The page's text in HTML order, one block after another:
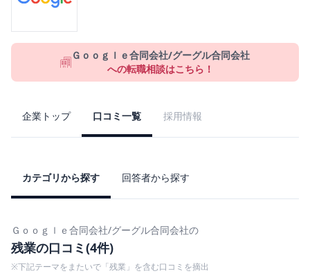
Ｇｏｏｇｌｅ合同会社/グーグル合同会社
への転職相談はこちら！
企業トップ 口コミ一覧 採用情報
カテゴリから探す 回答者から探す
Ｇｏｏｇｌｅ合同会社/グーグル合同会社の
残業の口コミ(4件)
※下記テーマをまたいで「残業 」を含む口コミを摘出